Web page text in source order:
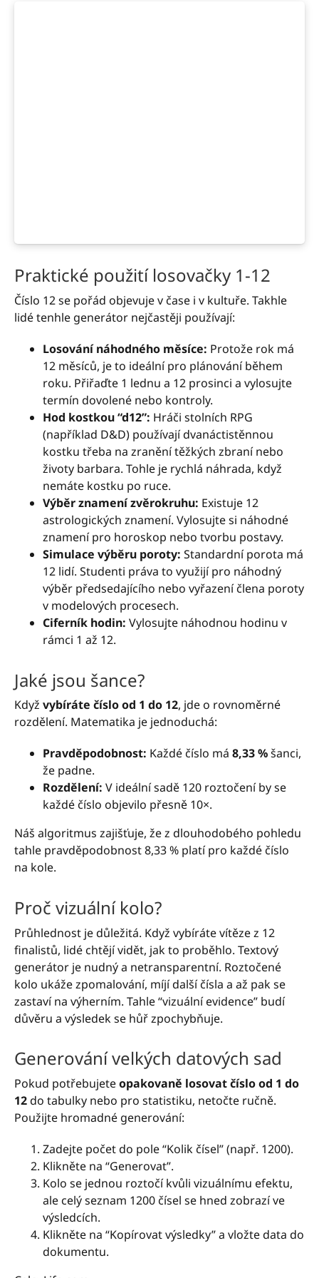
Praktické použití losovačky 1-12
Číslo 12 se pořád objevuje v čase i v kultuře. Takhle
lidé tenhle generátor nejčastěji používají:
Losování náhodného měsíce: Protože rok má
12 měsíců, je to ideální pro plánování během
roku. Přiřaďte 1 lednu a 12 prosinci a vylosujte
termín dovolené nebo kontroly.
Hod kostkou “d12”: Hráči stolních RPG
(například D&D) používají dvanáctistěnnou
kostku třeba na zranění těžkých zbraní nebo
životy barbara. Tohle je rychlá náhrada, když
nemáte kostku po ruce.
Výběr znamení zvěrokruhu: Existuje 12
astrologických znamení. Vylosujte si náhodné
znamení pro horoskop nebo tvorbu postavy.
Simulace výběru poroty: Standardní porota má
12 lidí. Studenti práva to využijí pro náhodný
výběr předsedajícího nebo vyřazení člena poroty
v modelových procesech.
Ciferník hodin: Vylosujte náhodnou hodinu v
rámci 1 až 12.
Jaké jsou šance?
Když vybíráte číslo od 1 do 12, jde o rovnoměrné
rozdělení. Matematika je jednoduchá:
Pravděpodobnost: Každé číslo má 8,33 %šanci,
že padne.
Rozdělení: V ideální sadě 120 roztočení by se
každé číslo objevilo přesně 10×.
Náš algoritmus zajišťuje, že z dlouhodobého pohledu
tahle pravděpodobnost 8,33 % platí pro každé číslo
na kole.
Proč vizuální kolo?
Průhlednost je důležitá. Když vybíráte vítěze z 12
finalistů, lidé chtějí vidět, jak to proběhlo. Textový
generátor je nudný a netransparentní. Roztočené
kolo ukáže zpomalování, míjí další čísla a až pak se
zastaví na výherním. Tahle “vizuální evidence” budí
důvěru a výsledek se hůř zpochybňuje.
Generování velkých datových sad
Pokud potřebujeteopakovaně losovat číslo od 1 do
12do tabulky nebo pro statistiku, netočte ručně.
Použijte hromadné generování:
Zadejte počet do pole “Kolik čísel” (např. 1200).
Klikněte na “Generovat”.
Kolo se jednou roztočí kvůli vizuálnímu efektu,
ale celý seznam 1200 čísel se hned zobrazí ve
výsledcích.
Klikněte na “Kopírovat výsledky” a vložte data do
dokumentu.